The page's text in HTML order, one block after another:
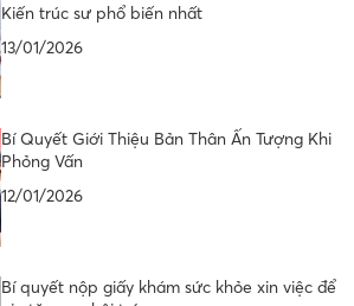
Kiến trúc sư phổ biến nhất
13/01/2026
Bí Quyết Giới Thiệu Bản Thân Ấn Tượng Khi
Phỏng Vấn
12/01/2026
Bí quyết nộp giấy khám sức khỏe xin việc để